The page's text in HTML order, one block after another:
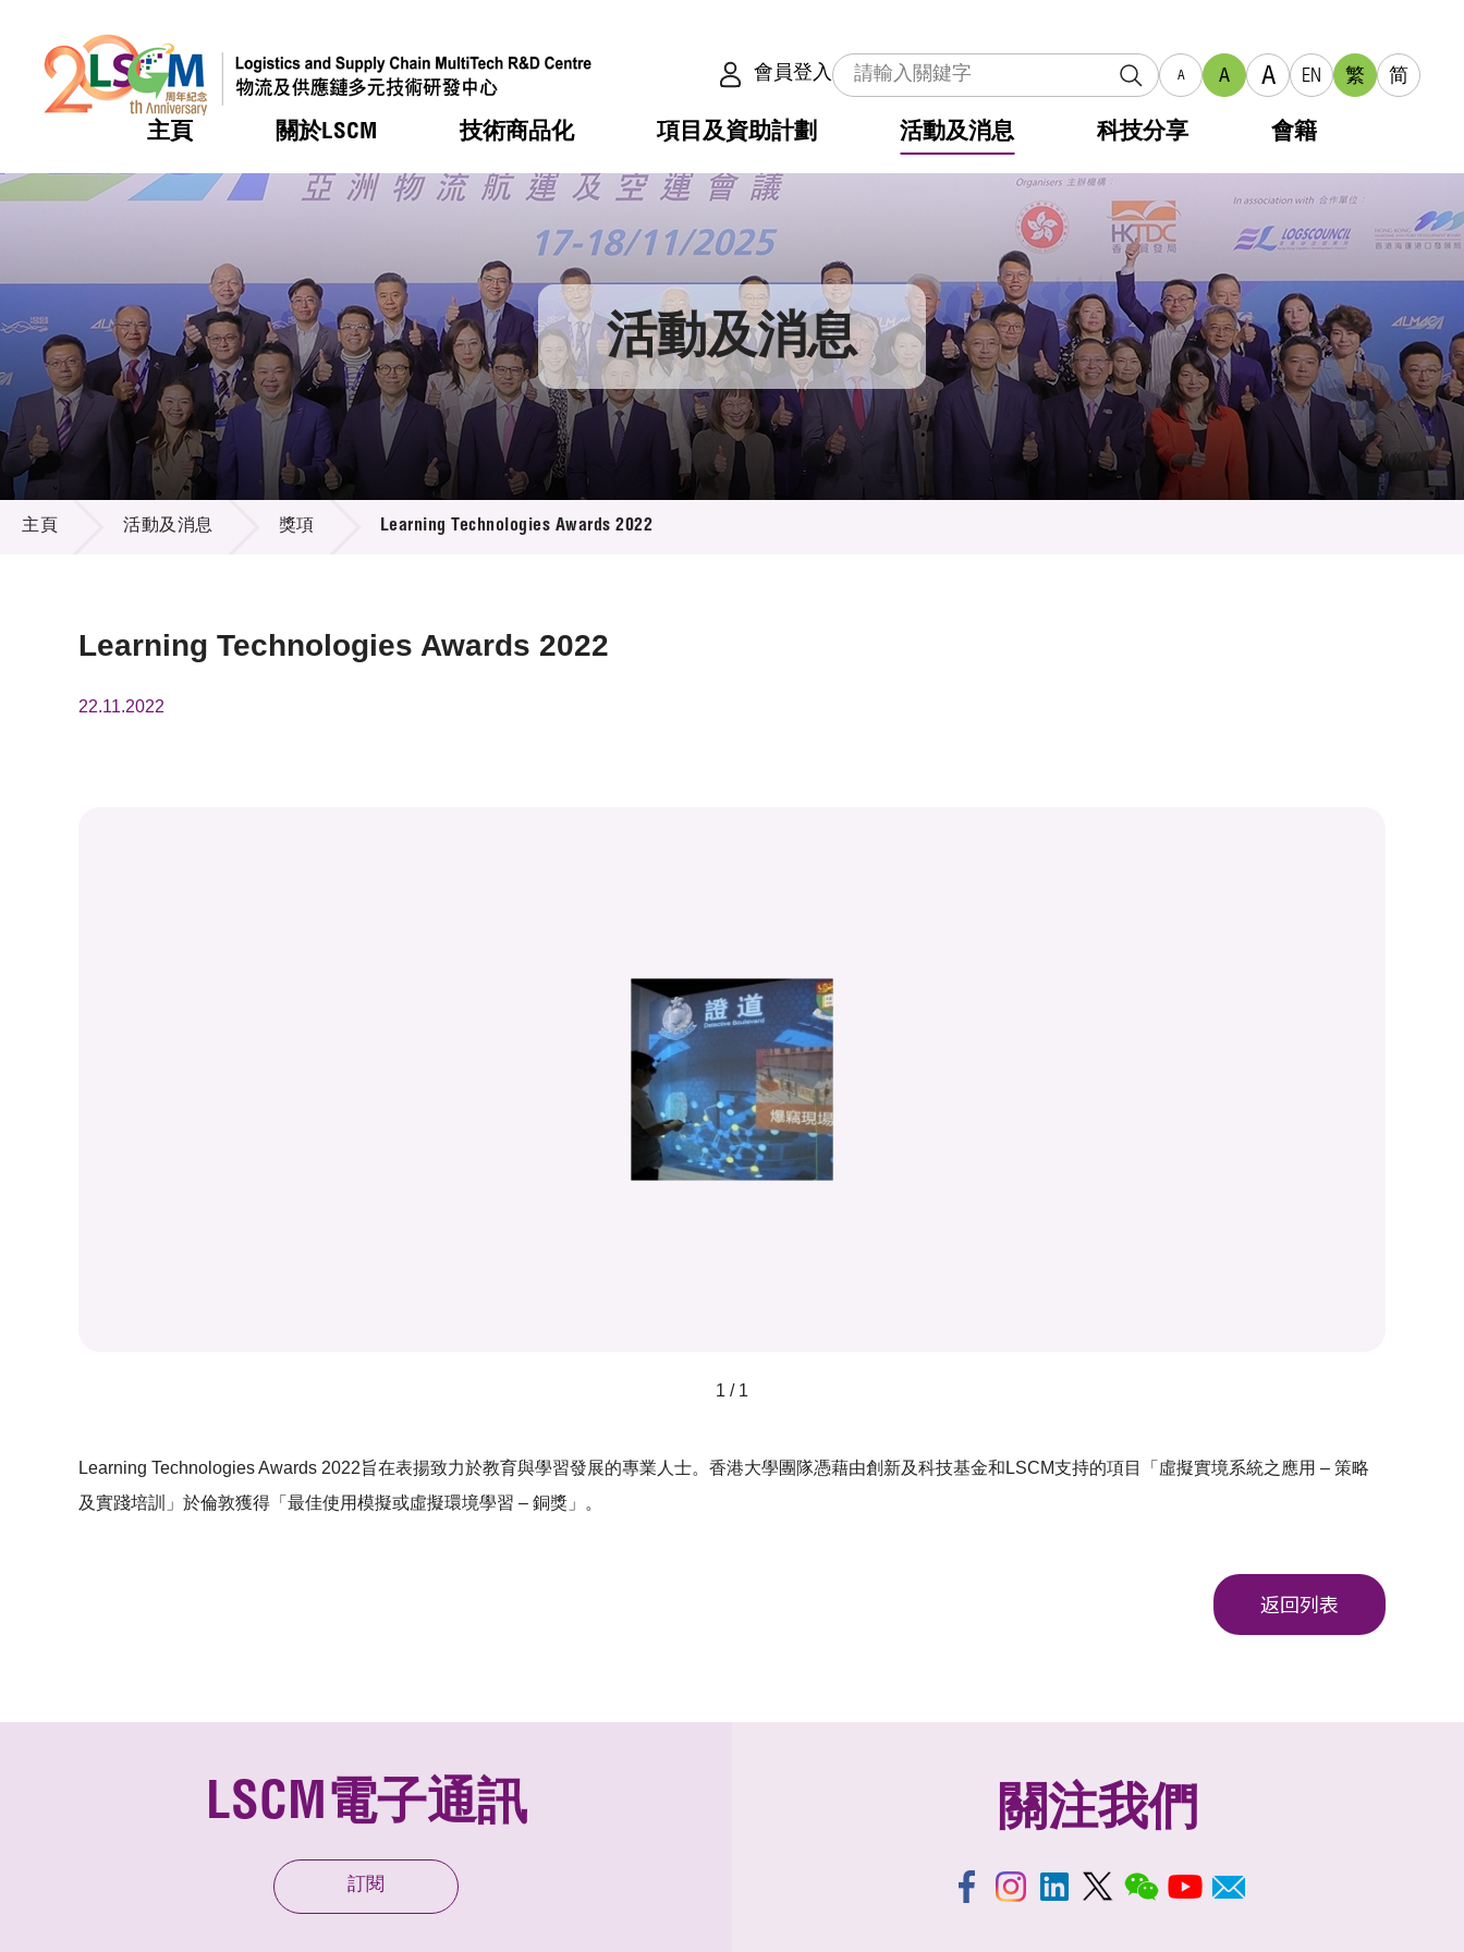
會員登入 A A A EN 繁 简
主頁 關於LSCM
熱門 機構簡介
組織架構
組織架構
董事局
研究顧問
招標通告
技術商品化
熱門 服務
可獲授權之技術
應用於公共服務之創新技術
重點項目
項目及資助計劃
熱門 合作計劃
資助計劃
資助計劃
稅務優惠
申請
評審
徵求研發項目計劃書
項目資料庫
活動及消息
熱門 活動
獎項
新聞中心
媒體報導
新聞稿
資訊中心
多媒體
科技分享 會籍
熱門 會籍及服務
會員列表
會員登入 活動及消息
活動及消息
主頁 活動及消息 獎項 Learning Technologies Awards 2022
Learning Technologies Awards 2022
22.11.2022
1 / 1
Learning Technologies Awards 2022旨在表揚致力於教育與學習發展的專業人士。香港大學團隊憑藉由創新及科技基金和LSCM支持的項目「虛擬實境系統之應用 – 策略
及實踐培訓」於倫敦獲得「最佳使用模擬或虛擬環境學習 – 銅獎」。
返回列表
LSCM電子通訊
訂閱
關注我們